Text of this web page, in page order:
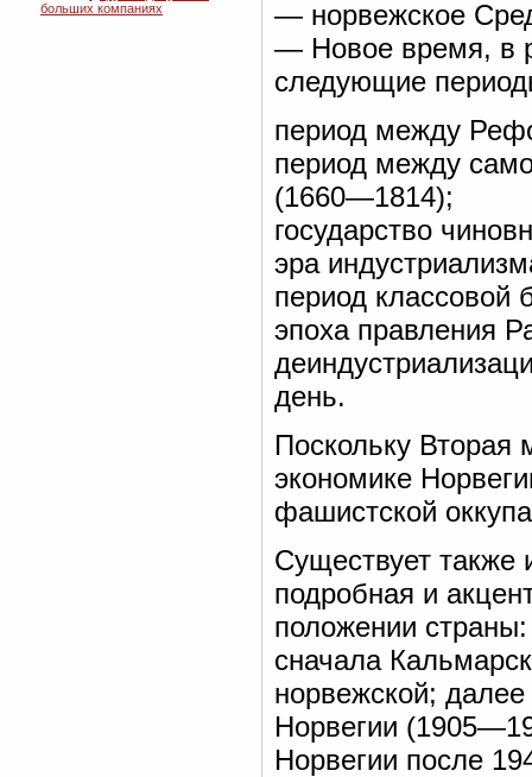
больших компаниях
— норвежское
— Новое время, в
следующие
период между
период между
(1660—1814);
государство
эра
период
эпоха правления
день.
Поскольку Вторая
экономике
фашистской
Существует также
подробная и
положении
сначала
норвежской; далее
Норвегии
Норвегии после